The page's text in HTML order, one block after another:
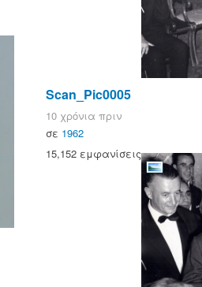
Scan_Pic0005
10 χρόνια πριν
σε 1962
15,152 εμφανίσεις